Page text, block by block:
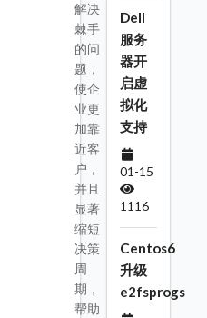
解决
棘手
的问
题，
使企
业更
加靠
近客
户，
并且
显著
缩短
决策
周
期，
帮助
Dell
服务
器开
启虚
拟化
支持
01-15
1116
Centos6
升级
e2fsprogs